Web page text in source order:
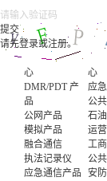
请先登录或注册。
产品中
心
DMR/PDT 产
品
公网产品
模拟产品
融合通信
执法记录仪
应急通信产品
行
心
应
公
石
运
工
公
安防